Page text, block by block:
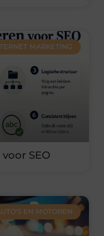
MARKETING
SEO
EN MOTOREN